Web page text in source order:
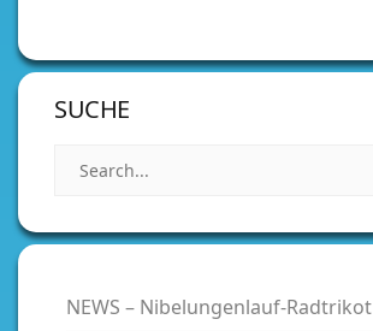
SUCHE
NEWS – Nibelungenlauf-Radtrikot